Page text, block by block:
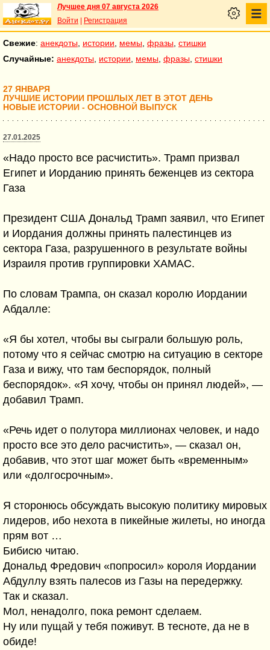
Лучшее дня 07 августа 2026
Войти
Регистрация
Свежие: анекдоты истории мемы фразы стишки
Случайные: анекдоты истории мемы фразы стишки
27 ЯНВАРЯ
ЛУЧШИЕ ИСТОРИИ ПРОШЛЫХ ЛЕТ В ЭТОТ ДЕНЬ
НОВЫЕ ИСТОРИИ - ОСНОВНОЙ ВЫПУСК
27.01.2025
«Надо просто все расчистить». Трамп призвал
Египет и Иорданию принять беженцев из сектора
Газа
Президент США Дональд Трамп заявил, что Египет
и Иордания должны принять палестинцев из
сектора Газа, разрушенного в результате войны
Израиля против группировки ХАМАС.
По словам Трампа, он сказал королю Иордании
Абдалле:
«Я бы хотел, чтобы вы сыграли большую роль,
потому что я сейчас смотрю на ситуацию в секторе
Газа и вижу, что там беспорядок, полный
беспорядок». «Я хочу, чтобы он принял людей», —
добавил Трамп.
«Речь идет о полутора миллионах человек, и надо
просто все это дело расчистить», — сказал он,
добавив, что этот шаг может быть «временным»
или «долгосрочным».
Я сторонюсь обсуждать высокую политику мировых
лидеров, ибо нехота в пикейные жилеты, но иногда
прям вот …
Бибисю читаю.
Дональд Фредович «попросил» короля Иордании
Абдуллу взять палесов из Газы на передержку.
Так и сказал.
Мол, ненадолго, пока ремонт сделаем.
Ну или пущай у тебя поживут. В тесноте, да не в
обиде!